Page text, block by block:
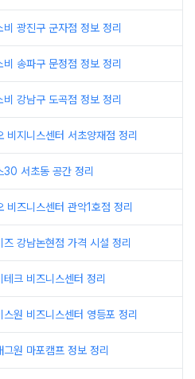
광진구 군자점 정보 정리
송파구 문정점 정보 정리
강남구 도곡점 정보 정리
비지니스센터 서초양재점 정리
30 서초동 공간 정리
비즈니스센터 관악1호점 정리
강남논현점 가격 시설 정리
크 비즈니스센터 정리
원 비즈니스센터 영등포 정리
원 마포캠프 정보 정리